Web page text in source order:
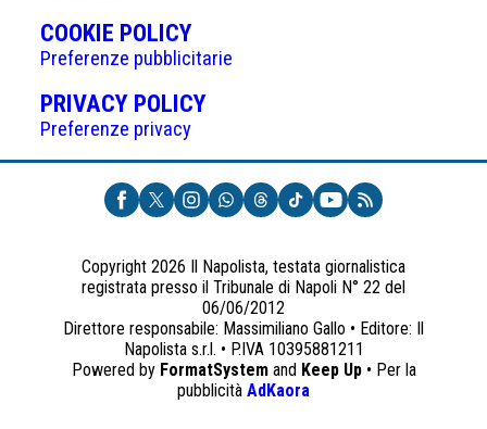
COOKIE POLICY(APRE
IN
UNA
NUOVA
Preferenze pubblicitarie
PRIVACY POLICY(APRE
UNA
NUOVA
SCHEDA)
Preferenze privacy
Copyright 2026 Il Napolista, testata giornalistica
registrata presso il Tribunale di Napoli N° 22 del
06/06/2012
Direttore responsabile: Massimiliano Gallo • Editore: Il
Napolista s.r.l. • P.IVA 10395881211
Powered by FormatSystemand Keep Up• Per la
pubblicità AdKaora